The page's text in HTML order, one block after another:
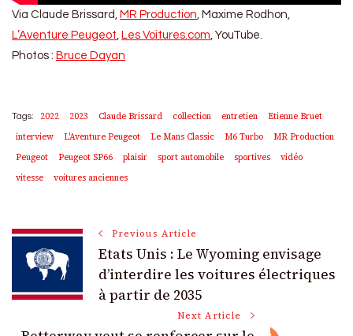
Via Claude Brissard, MR Production , Maxime Rodhon,
L’Aventure Peugeot Les Voitures.com , YouTube.
Photos : Bruce Dayan
Tags: 2022 2023 Claude Brissard collection entretien
Etienne Bruet
interview
L'Aventure Peugeot Le Mans Classic M6 Turbo
MR Production
Peugeot
Peugeot SP66 plaisir sport automobile sportives
vidéo
vitesse
voitures anciennes
Post
Navigation
Previous Article
Etats Unis : Le Wyoming envisage
d’interdire les voitures électriques
à partir de 2035
Next Article